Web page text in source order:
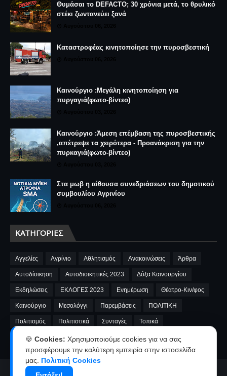
Θυμάσαι το DEFACTO; 30 χρόνια μετά, το θρυλικό
στέκι ζωντανεύει ξανά
Καταστροφέας κινητοποίησε την πυροσβεστική
Καινούργιο :Μεγάλη κινητοποίηση για
πυργαγιά(φωτο-βίντεο)
Καινούργιο :Άμεση επέμβαση της πυροσβεστικής
,απέτρεψε τα χειρότερα - Προανάκριση για την
πυρκαγιά(φωτο-βίντεο)
Στα μωβ η αίθουσα συνεδριάσεων του δημοτικού
συμβουλίου Αγρινίου
ΚΑΤΗΓΟΡΊΕΣ
Αγγελίες Αγρίνιο Αθλητισμός Ανακοινώσεις Άρθρα
Αυτοδίοικηση Αυτοδιοικητικές 2023 Δόξα Καινουργίου
Εκδηλώσεις ΕΚΛΟΓΕΣ 2023 Ενημέρωση Θέατρο-Κιν/φος
Καινούργιο Μεσολόγγι Παρεμβάσεις ΠΟΛΙΤΙΚΗ
Πολιτισμός Πολιτιστικά Συνταγές Τοπικά
A.E.Καινουργίου cinema Fnews market video
🍪 Cookies: Χρησιμοποιούμε cookies για να σας
προσφέρουμε την καλύτερη εμπειρία στην ιστοσελίδα
μας. Πολιτική Cookies